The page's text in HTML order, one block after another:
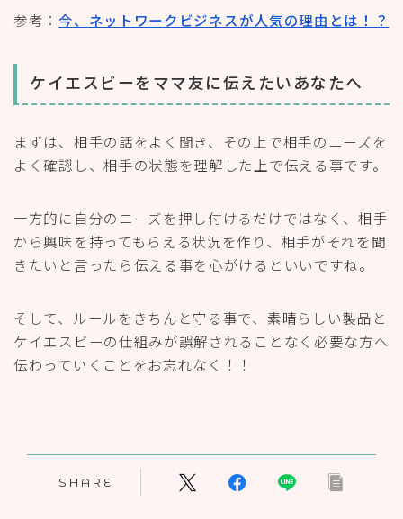
参考：今、ネットワークビジネスが人気の理由とは！？
ケイエスビーをママ友に伝えたいあなたへ
まずは、相手の話をよく聞き、その上で相手のニーズを
よく確認し、相手の状態を理解した上で伝える事です。
一方的に自分のニーズを押し付けるだけではなく、相手
から興味を持ってもらえる状況を作り、相手がそれを聞
きたいと言ったら伝える事を心がけるといいですね。
そして、ルールをきちんと守る事で、素晴らしい製品と
ケイエスビーの仕組みが誤解されることなく必要な方へ
伝わっていくことをお忘れなく！！
SHARE